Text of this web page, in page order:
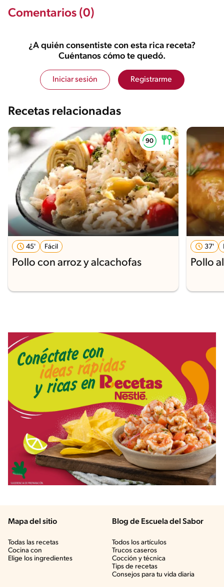
Comentarios (0)
¿A quién consentiste con esta rica receta?
Cuéntanos cómo te quedó.
Iniciar sesión Registrarme
Recetas relacionadas
45' Fácil
Pollo con arroz y alcachofas
37'
Pollo
Mapa del sitio
Todas las recetas
Cocina con
Elige los ingredientes
Blog de Escuela del Sabor
Todos los artículos
Trucos caseros
Cocción y técnica
Tips de recetas
Consejos para tu vida diaria